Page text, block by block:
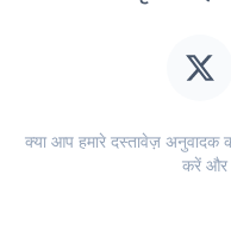
क्या आप हमारे दस्तावेज़ अनुवादक
करें और